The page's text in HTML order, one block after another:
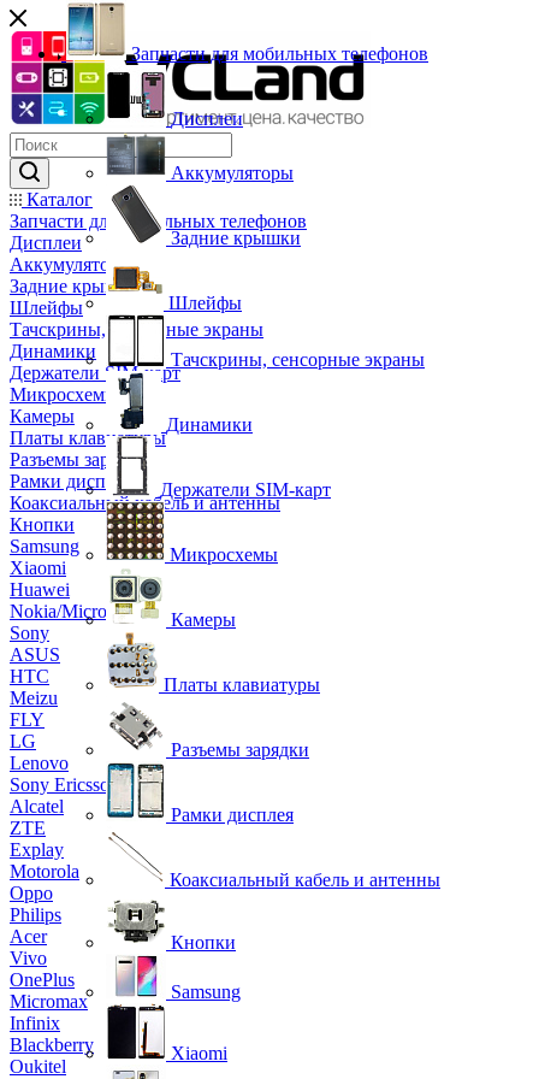
Каталог
Запчасти для мобильных телефонов
Дисплеи
Аккумуляторы
Задние крышки
Шлейфы
Тачскрины, сенсорные экраны
Динамики
Держатели SIM-карт
Микросхемы
Камеры
Платы клавиатуры
Разъемы зарядки
Рамки дисплея
Коаксиальный кабель и антенны
Кнопки
Samsung
Xiaomi
Huawei
Nokia/Microsoft
Sony
ASUS
HTC
Meizu
FLY
LG
Lenovo
Sony Ericsson
Alcatel
ZTE
Explay
Motorola
Oppo
Philips
Acer
Vivo
OnePlus
Micromax
Infinix
Blackberry
Oukitel
Запчасти для мобильных телефонов
Дисплеи
Аккумуляторы
Задние крышки
Шлейфы
Тачскрины, сенсорные экраны
Динамики
Держатели SIM-карт
Микросхемы
Камеры
Платы клавиатуры
Разъемы зарядки
Рамки дисплея
Коаксиальный кабель и антенны
Кнопки
Samsung
Xiaomi